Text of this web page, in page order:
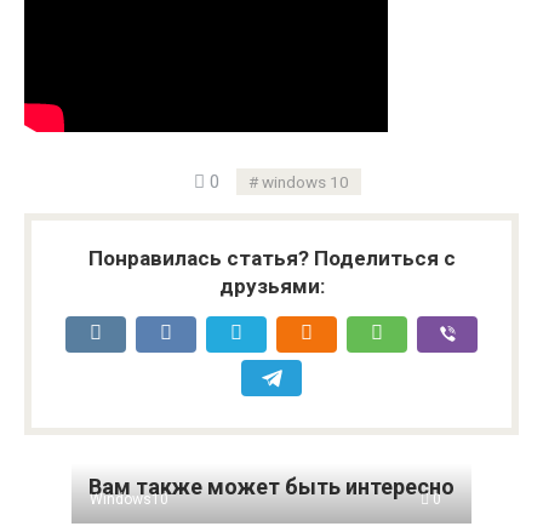
0 windows 10
Понравилась статья? Поделиться с
друзьями:
Вам также может быть интересно
Windows10 0